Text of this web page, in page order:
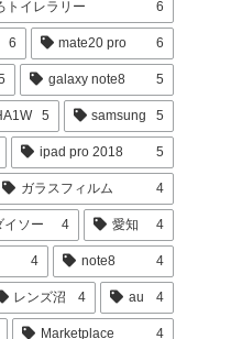
トイレラリー 6
6 mate20 pro 6
galaxy note8 5
5 samsung 5
ipad pro 2018 5
ガラスフィルム 4
イソー 4 愛知 4
4 note8 4
レンズ沼 4 au 4
Marketplace 4